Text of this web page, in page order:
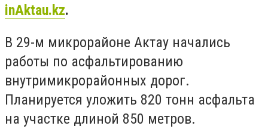
inAktau.kz.
В 29-м микрорайоне Актау начались
работы по асфальтированию
внутримикрорайонных дорог.
Планируется уложить 820 тонн асфальта
на участке длиной 850 метров.